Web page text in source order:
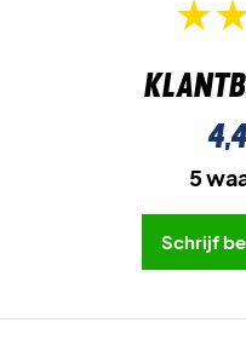
4,4
5
Schrijf